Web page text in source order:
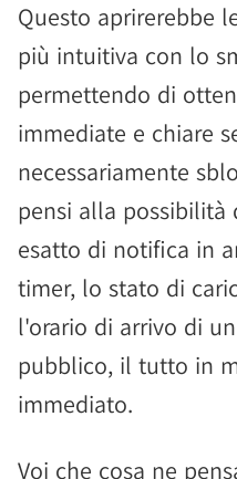
Questo aprirerebbe
più intuitiva con lo
permettendo di
immediate e chiare
necessariamente
pensi alla possibilità
esatto di notifica in
timer, lo stato di
l'orario di arrivo di
pubblico, il tutto in
immediato.
Voi che cosa ne